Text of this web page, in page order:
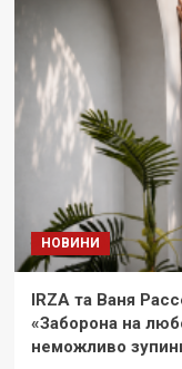
НОВИНИ
IRZA та Ваня
«Заборона на
неможливо